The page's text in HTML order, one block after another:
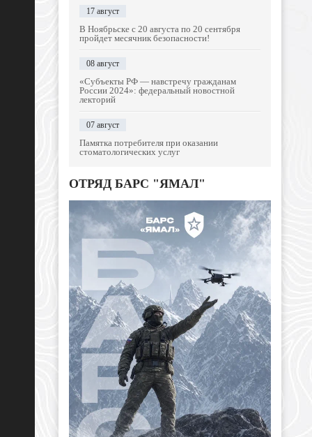
17 август
В Ноябрьске с 20 августа по 20 сентября
пройдет месячник безопасности!
08 август
«Субъекты РФ — навстречу гражданам
России 2024»: федеральный новостной
лекторий
07 август
Памятка потребителя при оказании
стоматологических услуг
ОТРЯД БАРС "ЯМАЛ"